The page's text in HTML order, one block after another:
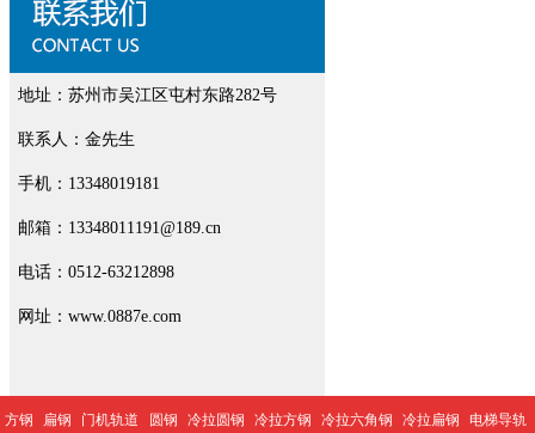
地址：苏州市吴江区屯村东路282号
联系人：金先生
手机：13348019181
邮箱：13348011191@189.cn
电话：0512-63212898
网址：www.0887e.com
方钢 扁钢 门机轨道 圆钢 冷拉圆钢 冷拉方钢 冷拉六角钢 冷拉扁钢 电梯导轨